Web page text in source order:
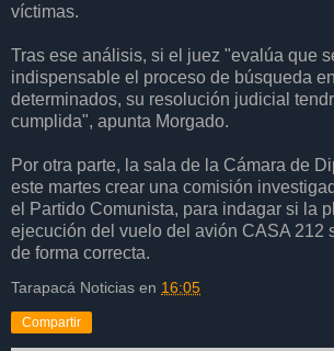
víctimas.
Tras ese análisis, si el juez "evalúa que
indispensable el proceso de búsqueda
determinados, su resolución judicial
cumplida", apunta Morgado.
Por otra parte, la sala de la Cámara de
este martes crear una comisión
el Partido Comunista, para indagar si la
ejecución del vuelo del avión CASA 212
de forma correcta.
Tarapacá Noticias en 16:05
Compartir